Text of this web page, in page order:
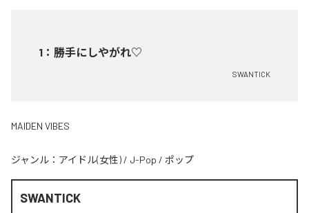
1 ： 勝手にしやがれ♡
SWANTICK
MAIDEN VIBES
ジャンル： アイドル(女性) / J-Pop / ポップ
SWANTICK